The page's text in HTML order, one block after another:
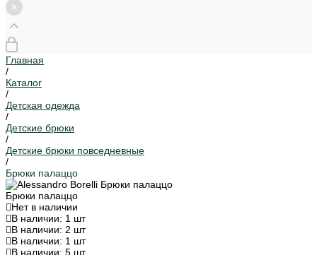
Главная
/
Каталог
/
Детская одежда
/
Детские брюки
/
Детские брюки повседневные
/
Брюки палаццо
Брюки палаццо
Нет в наличии
В наличии: 1 шт
В наличии: 2 шт
В наличии: 1 шт
В наличии: 5 шт